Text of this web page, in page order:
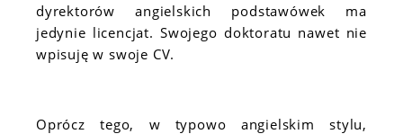
dyrektorów angielskich podstawówek ma
jedynie licencjat. Swojego doktoratu nawet nie
wpisuję w swoje CV.
Oprócz tego, w typowo angielskim stylu,